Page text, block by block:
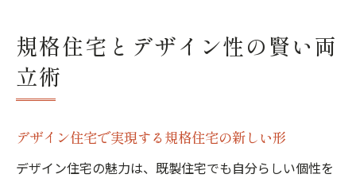
規格住宅とデザイン性の賢い両
立術
デザイン住宅で実現する規格住宅の新しい形
デザイン住宅の魅力は、既製住宅でも自分らしい個性を